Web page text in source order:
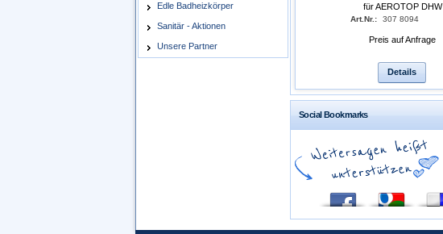
Edle Badheizkörper
Sanitär - Aktionen
Unsere Partner
für AEROTOP DHW
Art.Nr.: 307 8094
Preis auf Anfrage
Details
Social Bookmarks